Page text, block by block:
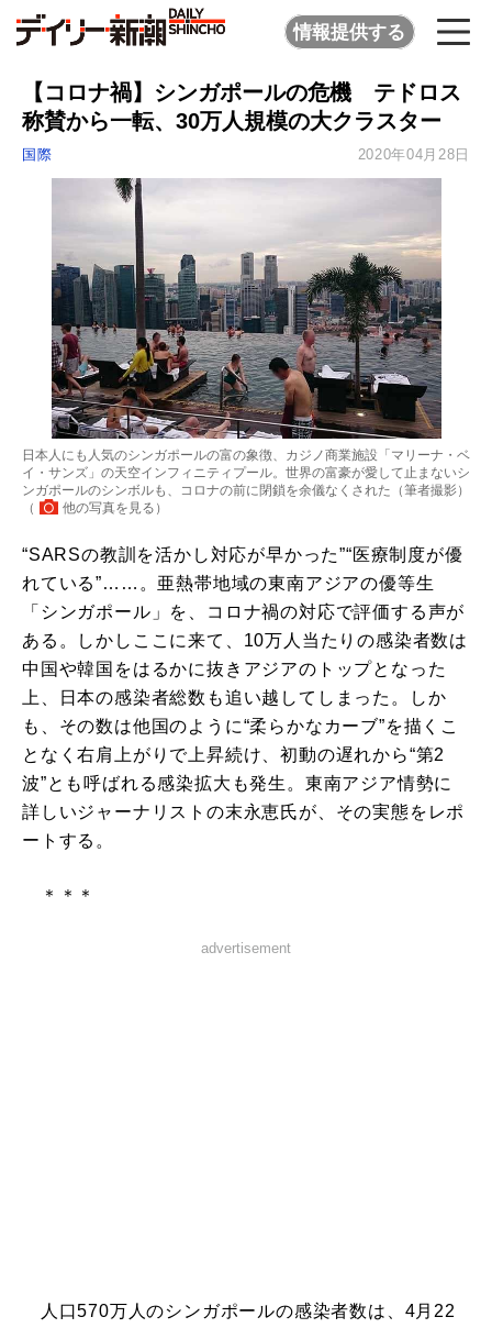
情報提供する
【コロナ禍】シンガポールの危機 テドロス
称賛から一転、30万人規模の大クラスター
国際 2020年04月28日
日本人にも人気のシンガポールの富の象徴、カジノ商業施設「マリーナ・ベ
イ・サンズ」の天空インフィニティプール。世界の富豪が愛して止まないシ
ンガポールのシンボルも、コロナの前に閉鎖を余儀なくされた（筆者撮影）
（
他の写真を見る ）
“SARSの教訓を活かし対応が早かった”“医療制度が優
れている”……。亜熱帯地域の東南アジアの優等生
「シンガポール」を、コロナ禍の対応で評価する声が
ある。しかしここに来て、10万人当たりの感染者数は
中国や韓国をはるかに抜きアジアのトップとなった
上、日本の感染者総数も追い越してしまった。しか
も、その数は他国のように“柔らかなカーブ”を描くこ
となく右肩上がりで上昇続け、初動の遅れから“第2
波”とも呼ばれる感染拡大も発生。東南アジア情勢に
詳しいジャーナリストの末永恵氏が、その実態をレポ
ートする。
＊＊＊
advertisement
人口570万人のシンガポールの感染者数は、4月22